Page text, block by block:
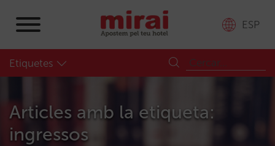
ESP
Etiquetes
Articles amb la etiqueta:
ingressos